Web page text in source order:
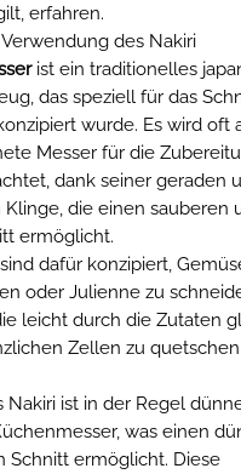
erfahren.
des Nakiri
ist ein traditionelles
das speziell für das
wurde. Es wird oft
Messer für die
dank seiner geraden
Klinge, die einen sauberen
ermöglicht.
dafür konzipiert,
oder Julienne zu
leicht durch die Zutaten
Zellen zu
Nakiri ist in der Regel
was einen
Schnitt ermöglicht. Diese